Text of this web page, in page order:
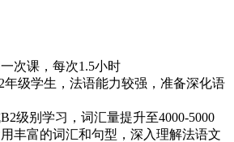
次课，每次1.5小时
年级学生，法语能力较强，准备深化语
级别学习，词汇量提升至4000-5000
丰富的词汇和句型，深入理解法语文